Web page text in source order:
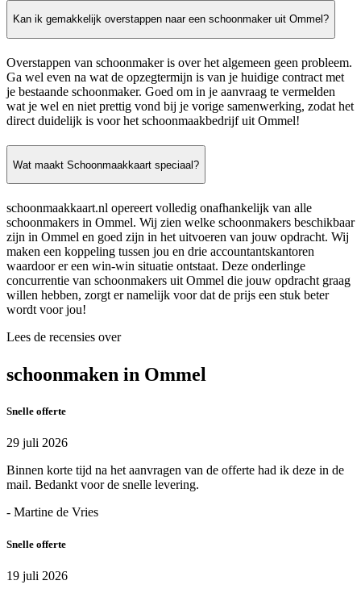
Kan ik gemakkelijk overstappen naar een schoonmaker uit Ommel?
Overstappen van schoonmaker is over het algemeen geen probleem.
Ga wel even na wat de opzegtermijn is van je huidige contract met
je bestaande schoonmaker. Goed om in je aanvraag te vermelden
wat je wel en niet prettig vond bij je vorige samenwerking, zodat het
direct duidelijk is voor het schoonmaakbedrijf uit Ommel!
Wat maakt Schoonmaakkaart speciaal?
schoonmaakkaart.nl opereert volledig onafhankelijk van alle
schoonmakers in Ommel. Wij zien welke schoonmakers beschikbaar
zijn in Ommel en goed zijn in het uitvoeren van jouw opdracht. Wij
maken een koppeling tussen jou en drie accountantskantoren
waardoor er een win-win situatie ontstaat. Deze onderlinge
concurrentie van schoonmakers uit Ommel die jouw opdracht graag
willen hebben, zorgt er namelijk voor dat de prijs een stuk beter
wordt voor jou!
Lees de recensies over
schoonmaken in Ommel
Snelle offerte
29 juli 2026
Binnen korte tijd na het aanvragen van de offerte had ik deze in de
mail. Bedankt voor de snelle levering.
- Martine de Vries
Snelle offerte
19 juli 2026